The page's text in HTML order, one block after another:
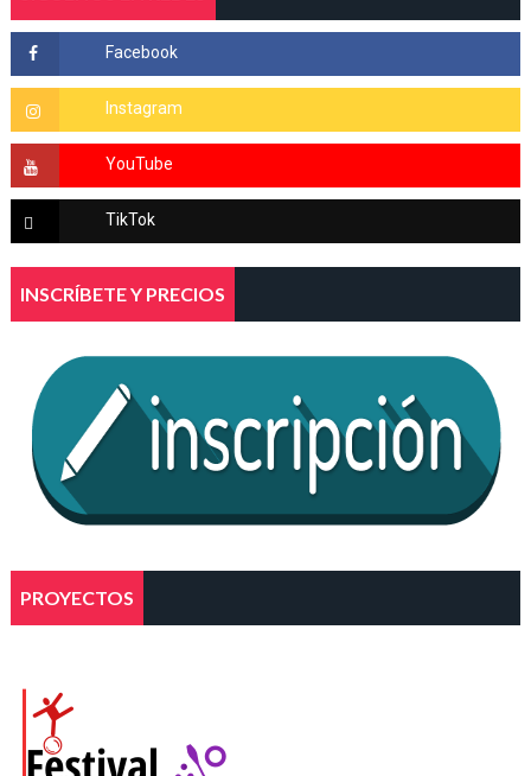
INSCRÍBETE Y PRECIOS
PROYECTOS